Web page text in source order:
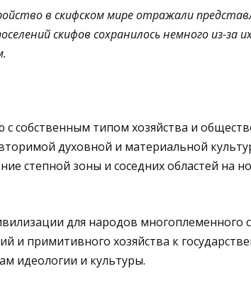
в скифском мире отражали
скифов сохранилось немного из-за
собственным типом хозяйства и
духовной и материальной
степной зоны и соседних областей на
для народов многоплеменного
и примитивного хозяйства к
идеологии и культуры.